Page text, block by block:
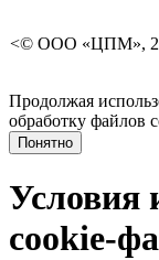
<© ООО «ЦПМ»,
Продолжая
обработку файлов
Понятно
Условия
cookie-